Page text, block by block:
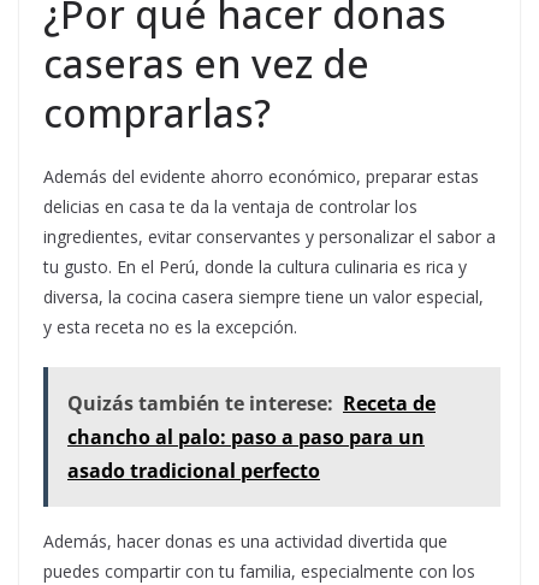
¿Por qué hacer donas
caseras en vez de
comprarlas?
Además del evidente ahorro económico, preparar estas
delicias en casa te da la ventaja de controlar los
ingredientes, evitar conservantes y personalizar el sabor a
tu gusto. En el Perú, donde la cultura culinaria es rica y
diversa, la cocina casera siempre tiene un valor especial,
y esta receta no es la excepción.
Quizás también te interese: Receta de
chancho al palo: paso a paso para un
asado tradicional perfecto
Además, hacer donas es una actividad divertida que
puedes compartir con tu familia, especialmente con los